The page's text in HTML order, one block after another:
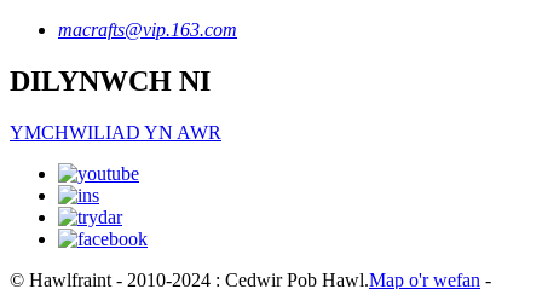
macrafts@vip.163.com
DILYNWCH NI
YMCHWILIAD YN AWR
© Hawlfraint - 2010-2024 : Cedwir Pob Hawl.Map o'r wefan -